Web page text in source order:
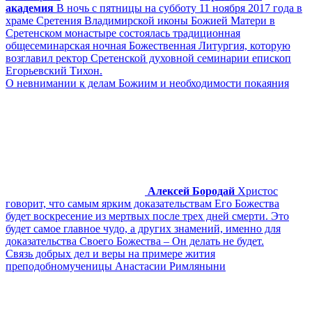
академия В ночь с пятницы на субботу 11 ноября 2017 года в
храме Сретения Владимирской иконы Божией Матери в
Сретенском монастыре состоялась традиционная
общесеминарская ночная Божественная Литургия, которую
возглавил ректор Сретенской духовной семинарии епископ
Егорьевский Тихон.
О невнимании к делам Божиим и необходимости покаяния
Алексей Бородай Христос
говорит, что самым ярким доказательствам Его Божества
будет воскресение из мертвых после трех дней смерти. Это
будет самое главное чудо, а других знамений, именно для
доказательства Своего Божества – Он делать не будет.
Связь добрых дел и веры на примере жития
преподобномученицы Анастасии Римляныни